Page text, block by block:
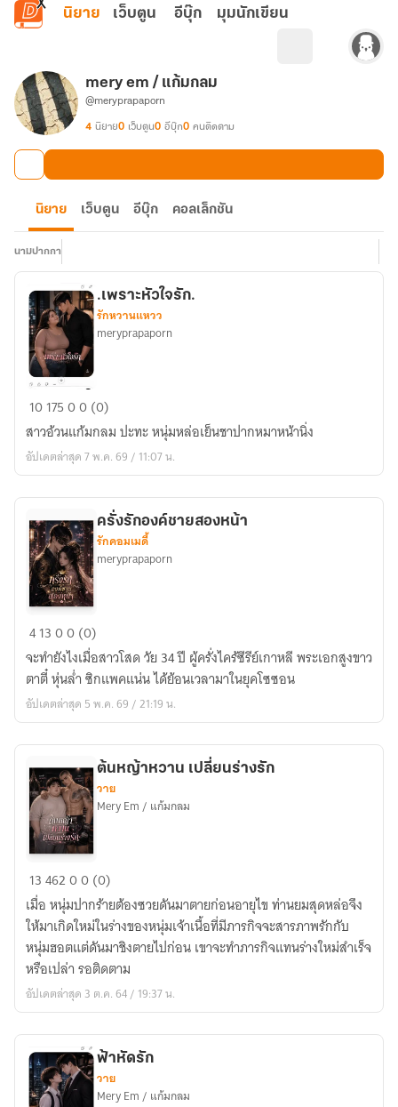
ข้ามไปยังเนื้อหาหลัก
นิยาย เว็บตูน อีบุ๊ก มุมนักเขียน
mery em / แก้มกลม
@meryprapaporn
4 นิยาย0 เว็บตูน0 อีบุ๊ก0 คนติดตาม
นิยาย เว็บตูน อีบุ๊ก คอลเล็กชัน
นามปากกา
.เพราะ
หัวใจ
รัก.
.เพราะหัวใจรัก.
รักหวานแหวว
meryprapaporn
1017500 (0)
สาวอ้วนแก้มกลม ปะทะ หนุ่มหล่อเย็นชาปากหมาหน้านิ่ง
อัปเดตล่าสุด 7 พ.ค. 69 / 11:07 น.
ครั่ง
องค์
ชาย
สอง
ครั่งรักองค์ชายสองหน้า
รักคอมเมดี้
meryprapaporn
41300 (0)
จะทำยังไงเมื่อสาวโสด วัย 34 ปี ผู้ครั่งไคร้ซีรีย์เกาหลี พระเอกสูงขาว
ตาตี๋ หุ่นล่ำ ซิกแพคแน่น ได้ย้อนเวลามาในยุคโซซอน
อัปเดตล่าสุด 5 พ.ค. 69 / 21:19 น.
ต้น
หญ้า
หวาน
เปลี่ยน
ร่าง
รัก
ต้นหญ้าหวาน เปลี่ยนร่างรัก
วาย
Mery Em / แก้มกลม
1346200 (0)
เมื่อ หนุ่มปากร้ายต้องซวยดันมาตายก่อนอายุไข ท่านยมสุดหล่อจึง
ให้มาเกิดใหม่ในร่างของหนุ่มเจ้าเนื้อที่มีภารกิจจะสารภาพรักกับ
หนุ่มฮอตแต่ดันมาชิงตายไปก่อน เขาจะทำภารกิจแทนร่างใหม่สำเร็จ
หรือเปล่า รอติดตาม
อัปเดตล่าสุด 3 ต.ค. 64 / 19:37 น.
ฟ้าหัดรัก
วาย
Mery Em / แก้มกลม